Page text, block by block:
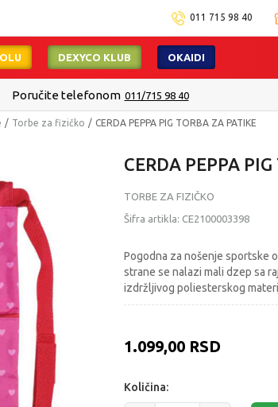
011 715 98 40
DEXYCO KLUB OKAIDI
Poručite telefonom 011/715 98 40
Torbe za fizičko CERDA PEPPA PIG TORBA ZA PATIKE
CERDA PEPPA
TORBE ZA FIZIČKO
Šifra artikla: CE2100003398
Pogodna za nošenje sportske
strane se nalazi mali dzep sa
izdržljivog poliesterskog
1.099,00 RSD
Količina: